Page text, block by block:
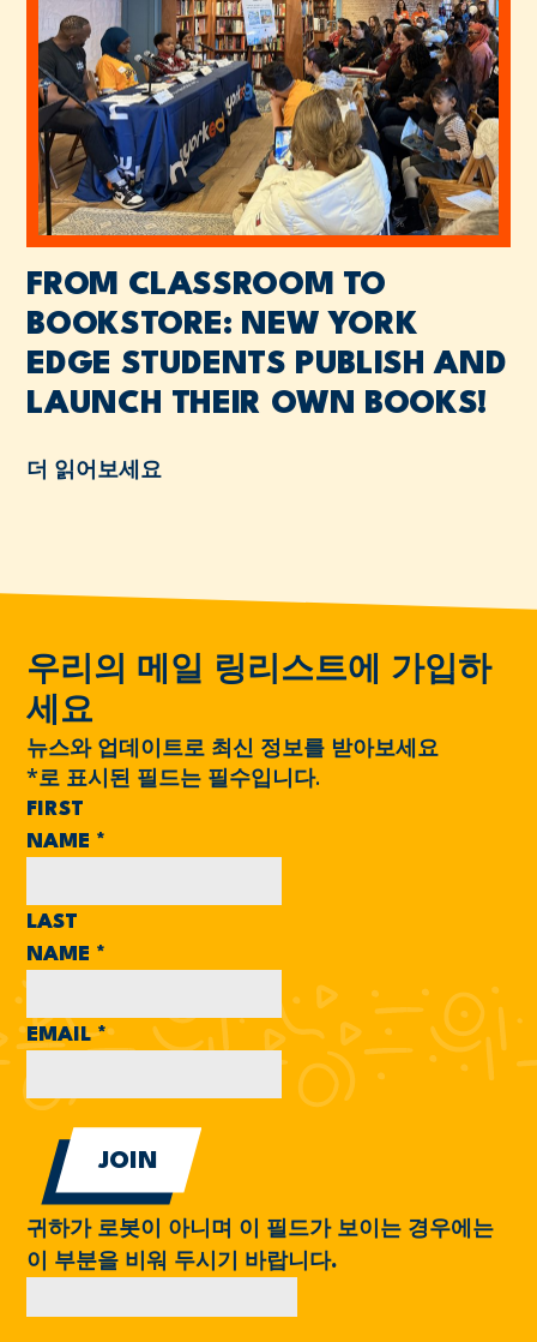
FROM CLASSROOM TO
BOOKSTORE: NEW YORK
EDGE STUDENTS PUBLISH AND
LAUNCH THEIR OWN BOOKS!
더 읽어보세요
우리의 메일 링리스트에 가입하
세요
뉴스와 업데이트로 최신 정보를 받아보세요
*로 표시된 필드는 필수입니다.
FIRST
NAME *
LAST
NAME *
EMAIL*
귀하가 로봇이 아니며 이 필드가 보이는 경우에는
이 부분을 비워 두시기 바랍니다.